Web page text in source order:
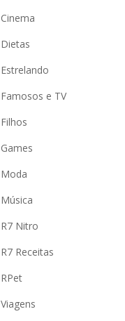
Cinema
Dietas
Estrelando
Famosos e TV
Filhos
Games
Moda
Música
R7 Nitro
R7 Receitas
RPet
Viagens